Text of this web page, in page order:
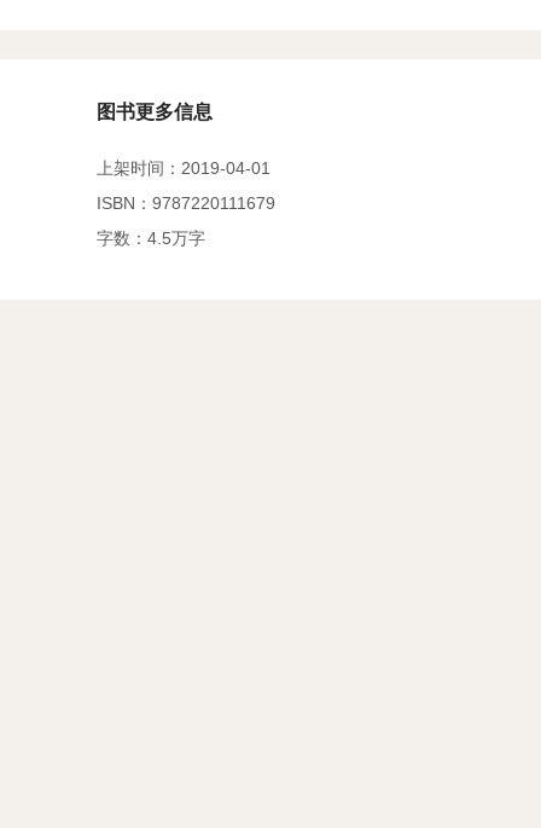
图书更多信息
上架时间：2019-04-01
ISBN：9787220111679
字数：4.5万字